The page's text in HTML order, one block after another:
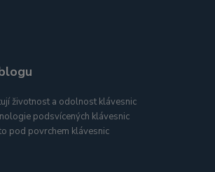
životnost a odolnost klávesnic
podsvícených klávesnic
pod povrchem klávesnic